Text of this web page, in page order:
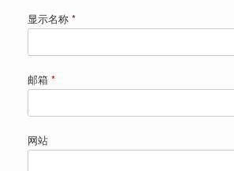
显示名称 *
邮箱 *
网站